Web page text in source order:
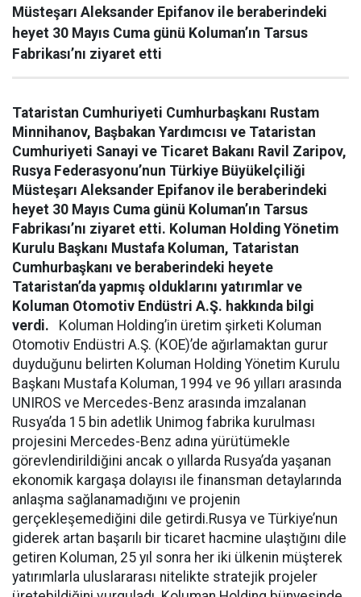
Müsteşarı Aleksander Epifanov ile beraberindeki
heyet 30 Mayıs Cuma günü Koluman’ın Tarsus
Fabrikası’nı ziyaret etti
Tataristan Cumhuriyeti Cumhurbaşkanı Rustam
Minnihanov, Başbakan Yardımcısı ve Tataristan
Cumhuriyeti Sanayi ve Ticaret Bakanı Ravil Zaripov,
Rusya Federasyonu’nun Türkiye Büyükelçiliği
Müsteşarı Aleksander Epifanov ile beraberindeki
heyet 30 Mayıs Cuma günü Koluman’ın Tarsus
Fabrikası’nı ziyaret etti. Koluman Holding Yönetim
Kurulu Başkanı Mustafa Koluman, Tataristan
Cumhurbaşkanı ve beraberindeki heyete
Tataristan’da yapmış olduklarını yatırımlar ve
Koluman Otomotiv Endüstri A.Ş. hakkında bilgi
verdi.
Koluman Holding’in üretim şirketi Koluman
Otomotiv Endüstri A.Ş. (KOE)’de ağırlamaktan gurur
duyduğunu belirten Koluman Holding Yönetim Kurulu
Başkanı Mustafa Koluman, 1994 ve 96 yılları arasında
UNIROS ve Mercedes-Benz arasında imzalanan
Rusya’da 15 bin adetlik Unimog fabrika kurulması
projesini Mercedes-Benz adına yürütümekle
görevlendirildiğini ancak o yıllarda Rusya’da yaşanan
ekonomik kargaşa dolayısı ile finansman detaylarında
anlaşma sağlanamadığını ve projenin
gerçekleşemediğini dile getirdi.Rusya ve Türkiye’nun
giderek artan başarılı bir ticaret hacmine ulaştığını dile
getiren Koluman, 25 yıl sonra her iki ülkenin müşterek
yatırımlarla uluslararası nitelikte stratejik projeler